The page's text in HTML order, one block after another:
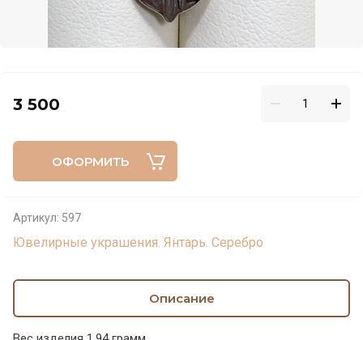
3 500
ОФОРМИТЬ
Артикул: 597
Ювелирные украшения. Янтарь. Серебро
Описание